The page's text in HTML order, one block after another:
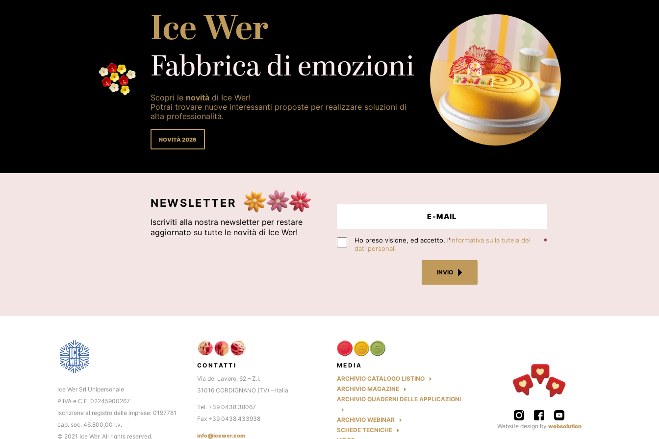
Ice Wer
Fabbrica di emozioni
Scopri le novità di Ice Wer!
Potrai trovare nuove interessanti proposte per realizzare soluzioni di
alta professionalità.
NOVITÀ 2026
NEWSLETTER
Iscriviti alla nostra newsletter per restare
aggiornato su tutte le novità di Ice Wer!
Ho preso visione, ed accetto, l'informativa sulla tutela dei
dati personali
*
INVIO
Ice Wer Srl Unipersonale
P.IVA e C.F. 02245900267
Iscrizione al registro delle imprese: 0197781
cap. soc. 46.800,00 i.v.
© 2021 Ice Wer. All rights reserved.
CONTATTI
Via del Lavoro, 62 – Z.I.
31016 CORDIGNANO (TV) – Italia
Tel. +39 0438.38067
Fax +39 0438.433938
info@icewer.com
MEDIA
ARCHIVIO CATALOGO LISTINO
ARCHIVIO MAGAZINE
ARCHIVIO QUADERNI DELLE APPLICAZIONI
ARCHIVIO WEBINAR
SCHEDE TECNICHE
Website design by websolution